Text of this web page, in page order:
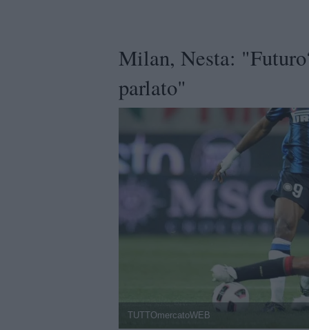
Milan, Nesta:
parlato"
TUTTOmercatoWEB